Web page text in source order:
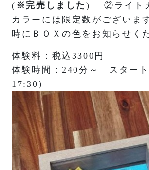
( ※完売しました) ②ライトカ
カラーには限定数がございま
時にＢＯＸの色をお知らせく
体験料：税込3300円
体験時間：240分～ スター
17:30）